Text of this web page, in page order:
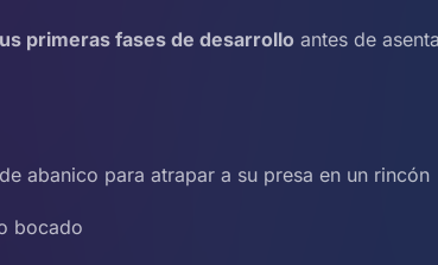
primeras fases de desarrollo antes de
abanico para atrapar a su presa en un rincón
bocado